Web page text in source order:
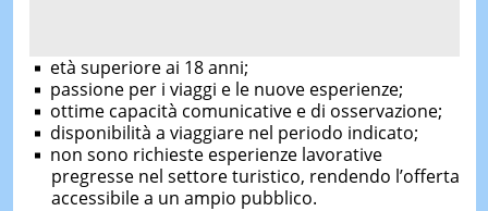
età superiore ai 18 anni;
passione per i viaggi e le nuove esperienze;
ottime capacità comunicative e di osservazione;
disponibilità a viaggiare nel periodo indicato;
non sono richieste esperienze lavorative
pregresse nel settore turistico, rendendo l’offerta
accessibile a un ampio pubblico.